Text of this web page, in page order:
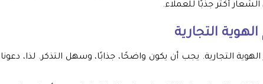
أكثر جذبًا للعملاء.
التجارية
التجارية. يجب أن يكون واضحًا، جذابًا، وسهل التذكر. لذا، دعونا